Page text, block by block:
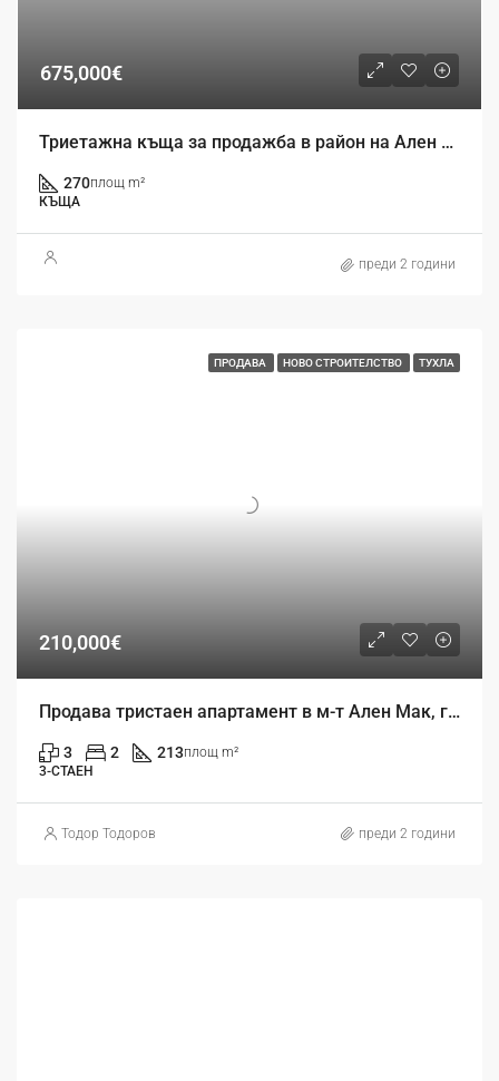
675,000€
Триетажна къща за продажба в район на Ален Мак, гр. Варна.
270площ m²
КЪЩА
преди 2 години
ПРОДАВА НОВО СТРОИТЕЛСТВО ТУХЛА
210,000€
Продава тристаен апартамент в м-т Ален Мак, гр. Варна
3 2 213площ m²
3-СТАЕН
Тодор Тодоров преди 2 години